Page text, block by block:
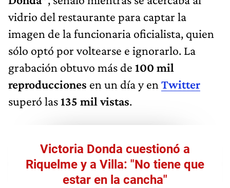
vidrio del restaurante para captar la
imagen de la funcionaria oficialista, quien
sólo optó por voltearse e ignorarlo. La
grabación obtuvo más de 100 mil
reproducciones en un día y en Twitter
superó las135 mil vistas.
Victoria Donda cuestionó a
Riquelme y a Villa: "No tiene que
estar en la cancha"